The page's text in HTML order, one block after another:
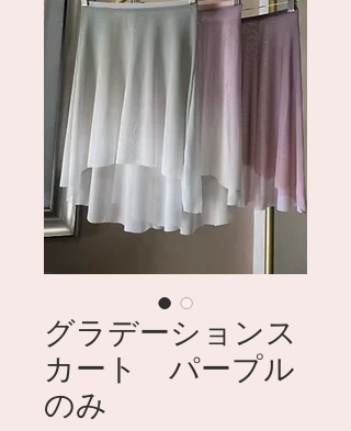
グラデーションス
カート パープル
のみ